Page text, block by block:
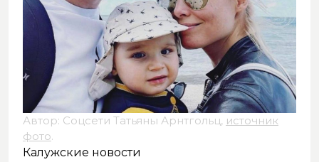
Автор: Соцсети Татьяны Арнтгольц, источник
фото.
Калужские новости